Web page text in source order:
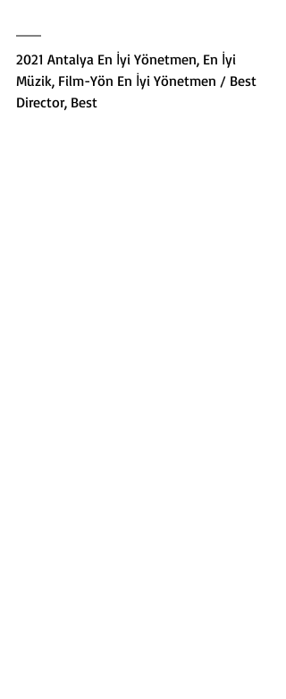
2021 Antalya En İyi Yönetmen, En İyi
Müzik, Film-Yön En İyi Yönetmen / Best
Director, Best